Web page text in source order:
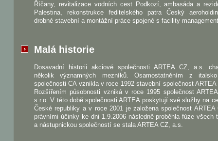
Říčany, revitalizace vodních cest Podkozí, ambasáda a
Palestina, rekonstrukce ředitelského patra Český
drobné stavební a montážní práce spojené s facility
Malá historie
Dosavadní historii akciové společnosti ARTEA CZ, a.s.
několik významných mezníků. Osamostatněním z
společnosti CA vznikla v roce 1992 stavební společnost
Rozšířením působnosti vzniká v roce 1995 společnost
s.r.o. V této době společnosti ARTEA poskytují své služby na
České republiky a v roce 2001 je založena společnost
právními účinky ke dni 1.9.2006 následně proběhla fúze všech
a nástupnickou společností se stala ARTEA CZ, a.s.